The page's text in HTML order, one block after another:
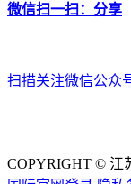
微信扫一扫：分享
扫描关注微信公众
COPYRIGHT © 江